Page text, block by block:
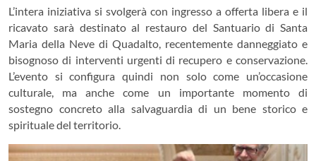
L’intera iniziativa si svolgerà con ingresso a offerta libera e il
ricavato sarà destinato al restauro del Santuario di Santa
Maria della Neve di Quadalto, recentemente danneggiato e
bisognoso di interventi urgenti di recupero e conservazione.
L’evento si configura quindi non solo come un’occasione
culturale, ma anche come un importante momento di
sostegno concreto alla salvaguardia di un bene storico e
spirituale del territorio.